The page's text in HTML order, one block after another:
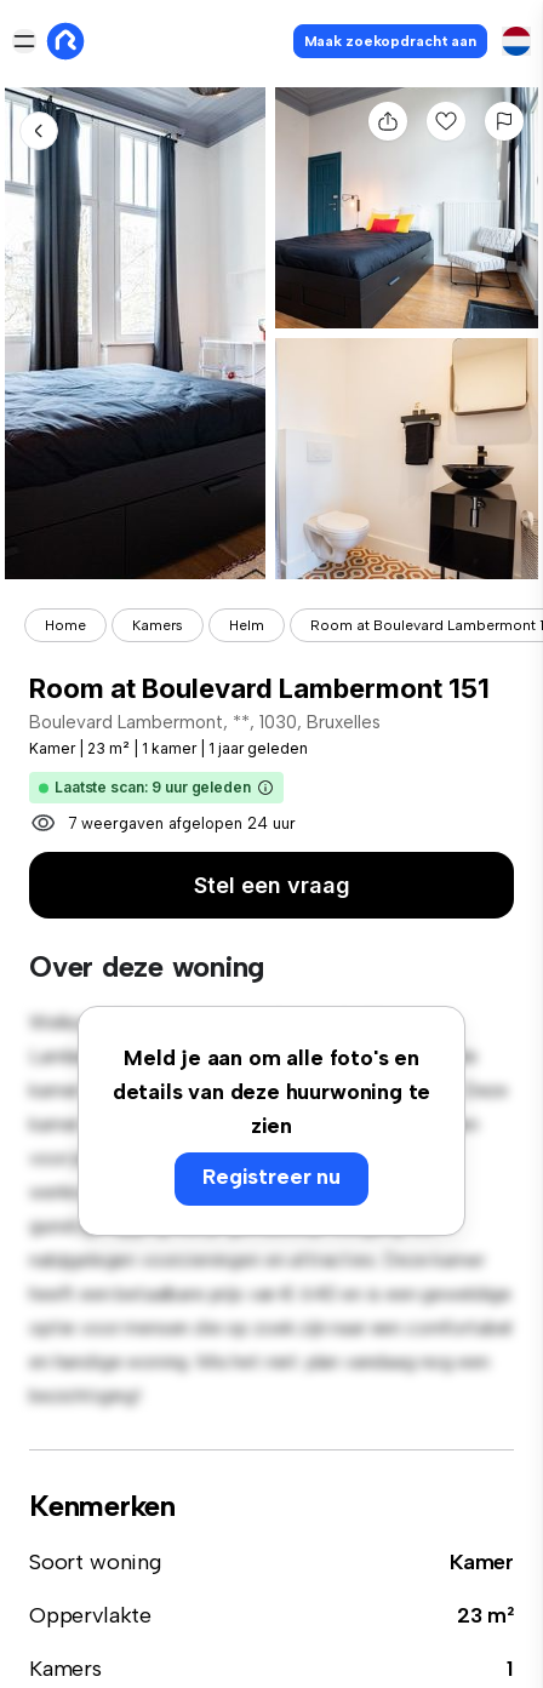
Maak zoekopdracht aan
Home Kamers Helm Room at Boulevard Lambermont
Room at Boulevard Lambermont 151
Boulevard Lambermont, **, 1030, Bruxelles
Kamer 23 m² 1 kamer 1 jaar geleden
Laatste scan: 9 uur geleden
7 weergaven afgelopen 24 uur
Stel een vraag
Over deze woning
Meld je aan om alle foto's en
details van deze huurwoning te
zien
Registreer nu
Welkom bij je nieuwe toevluchtsoord in Boulevard
Lambermont, 151, 1030, Bruxelles! Deze comfortabele
kamer biedt een rustige en persoonlijke leefruimte. Deze
kamer is ingericht met de essentiële benodigdheden
voor je gemak en biedt een comfortabel bed, een
werkruimte en opbergmogelijkheden. Dankzij de
gunstige ligging heb je gemakkelijk toegang tot
nabijgelegen voorzieningen en attracties. Deze kamer
heeft een betaalbare prijs van € 640 en is een geweldige
optie voor mensen die op zoek zijn naar een comfortabel
en handige woning. Mis het niet: plan vandaag nog een
bezichtiging!
Kenmerken
Soort woning
Kamer
Oppervlakte
23 m²
Kamers
1